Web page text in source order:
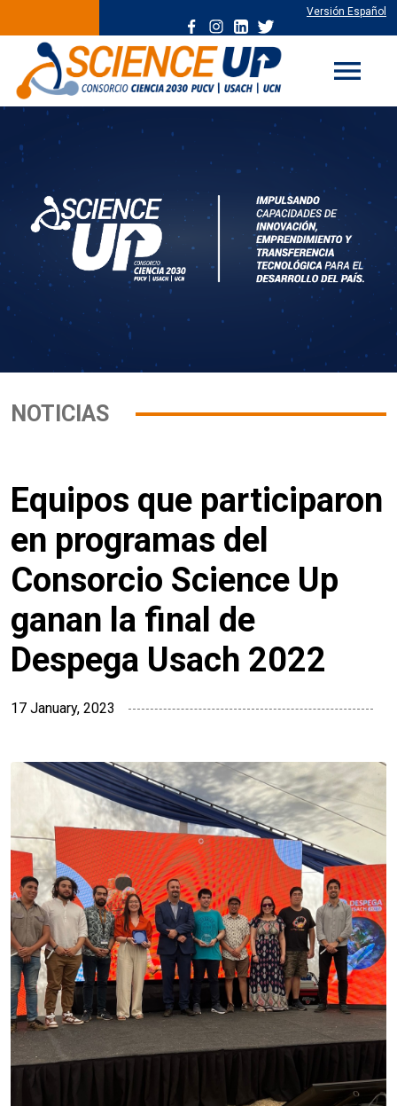
Versión Español
menu
NOTICIAS
Equipos que participaron
en programas del
Consorcio Science Up
ganan la final de
Despega Usach 2022
17 January, 2023